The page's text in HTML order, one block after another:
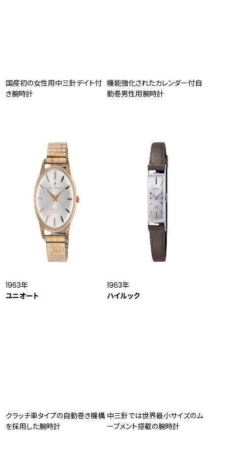
国産初の女性用中三針デイト付
き腕時計
機能強化されたカレンダー付自
動巻男性用腕時計
1963年
ユニオート
クラッチ車タイプの自動巻き機構
を採用した腕時計
1963年
ハイルック
中三針では世界最小サイズのム
ーブメント搭載の腕時計